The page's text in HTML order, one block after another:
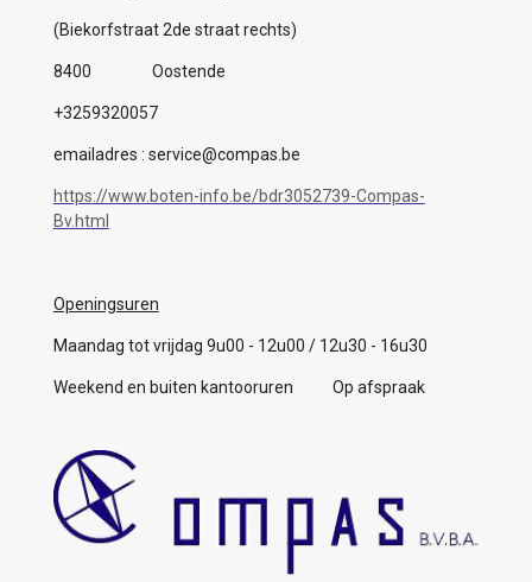
(Biekorfstraat 2de straat rechts)
8400 Oostende
+3259320057
emailadres : service@compas.be
https://www.boten-info.be/bdr3052739-Compas-
Bv.html
Openingsuren
Maandag tot vrijdag 9u00 - 12u00 / 12u30 - 16u30
Weekend en buiten kantooruren Op afspraak